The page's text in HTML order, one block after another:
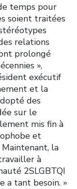
temps pour
soient traitées
relations
prolongé
»,
exécutif
et la
des
sur le
mis fin à
et
la
à
2SLGBTQI
a tant besoin. »